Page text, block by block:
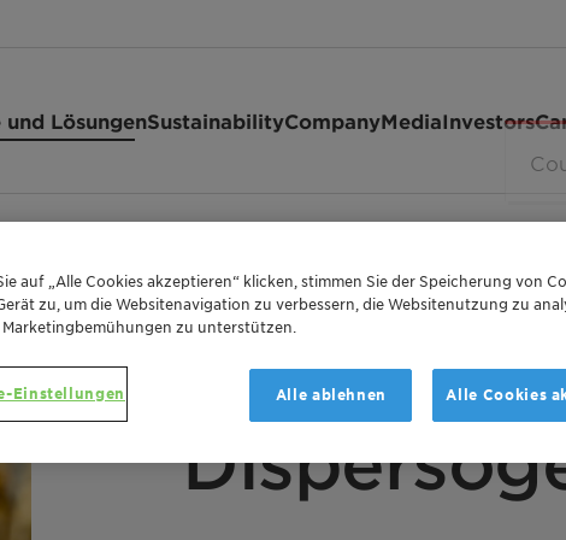
LösungenSustainabilityCompanyMediaInvestors
C 4020
DISPERSING AGENT WITH VISCOSITY
auf „Alle Cookies akzeptieren“ klicken, stimmen Sie der Speicherung von
zu, um die Websitenavigation zu verbessern, die Websitenutzung zu
Marketingbemühungen zu unterstützen.
Einstellungen Alle ablehnen Alle Cookies